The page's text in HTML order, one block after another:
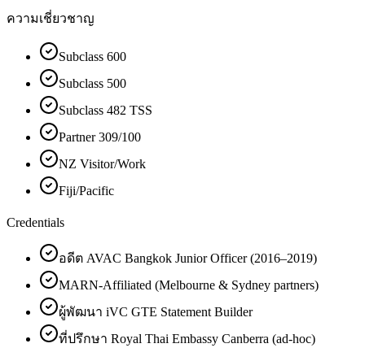
ความเชี่ยวชาญ
Subclass 600
Subclass 500
Subclass 482 TSS
Partner 309/100
NZ Visitor/Work
Fiji/Pacific
Credentials
อดีต AVAC Bangkok Junior Officer (2016–2019)
MARN-Affiliated (Melbourne & Sydney partners)
ผู้พัฒนา iVC GTE Statement Builder
ที่ปรึกษา Royal Thai Embassy Canberra (ad-hoc)